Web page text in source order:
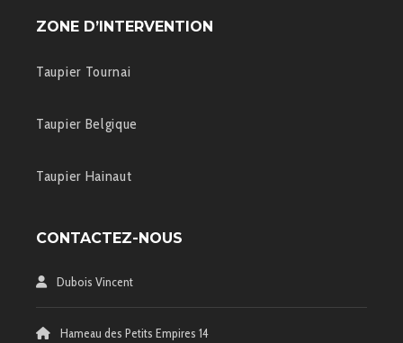
ZONE D’INTERVENTION
Taupier Tournai
Taupier Belgique
Taupier Hainaut
CONTACTEZ-NOUS
Dubois Vincent
Hameau des Petits Empires 14